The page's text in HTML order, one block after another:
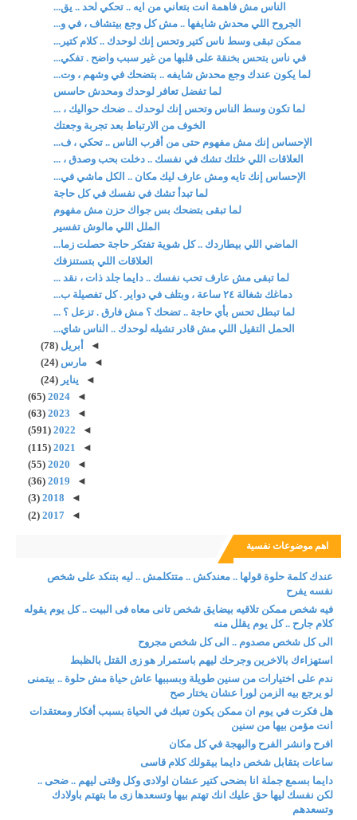
الناس مش فاهمة انت بتعاني من ايه .. تحكي لحد .. يق...
الجروح اللي محدش شايفها .. مش كل وجع بيتشاف ، في و...
ممكن تبقى وسط ناس كتير وتحس إنك لوحدك .. كلام كتير...
في ناس بتحس بخنقة على قلبها من غير سبب واضح . تفكي...
لما يكون عندك وجع محدش شايفه .. بتضحك في وشهم ، وت...
لما تفضل تعافر لوحدك ومحدش حاسس
لما تكون وسط الناس وتحس إنك لوحدك .. ضحك حواليك ، ...
الخوف من الارتباط بعد تجربة وجعتك
الإحساس إنك مش مفهوم حتى من أقرب الناس .. تحكي ، ف...
العلاقات اللي خلتك تشك في نفسك .. دخلت بحب وصدق ، ...
الإحساس إنك تايه ومش عارف ليك مكان .. الكل ماشي في...
لما تبدأ تشك في نفسك في كل حاجة
لما تبقى بتضحك بس جواك حزن مش مفهوم
الملل اللي مالوش تفسير
الماضي اللي بيطاردك .. كل شوية تفتكر حاجة حصلت زما...
العلاقات اللي بتستنزفك
لما تبقى مش عارف تحب نفسك .. دايما جلد ذات ، نقد ...
دماغك شغالة ٢٤ ساعة ، وبتلف في دواير . كل تفصيلة ب...
لما تبطل تحس بأي حاجة .. تضحك ؟ مش فارق . تزعل ؟ ...
الحمل التقيل اللي مش قادر تشيله لوحدك .. الناس شاي...
◄
أبريل(78)
◄مارس(24)
◄ يناير(24)
◄
2024
(65)
◄
2023
(63)
◄
2022
(591)
◄
2021
(115)
◄
2020
(55)
◄
2019
(36)
◄
2018
(3)
◄
2017
(2)
اهم موضوعات نفسية
عندك كلمة حلوة قولها .. معندكش .. متتكلمش .. ليه بتنكد على شخص
نفسه يفرح
فيه شخص ممكن تلاقيه بيضايق شخص تانى معاه فى البيت .. كل يوم يقوله
كلام جارح .. كل يوم يقلل منه
الى كل شخص مصدوم .. الى كل شخص مجروح
استهزاءك بالاخرين وجرحك ليهم باستمرار هو زى القتل بالظبط
ندم على اختيارات من سنين طويلة وبسببها عاش حياة مش حلوة .. بيتمنى
لو يرجع بيه الزمن لورا عشان يختار صح
هل فكرت في يوم ان ممكن يكون تعبك في الحياة بسبب أفكار ومعتقدات
انت مؤمن بيها من سنين
افرح وانشر الفرح والبهجة في كل مكان
ساعات بتقابل شخص دايما بيقولك كلام قاسى
دايما بسمع جملة انا بضحى كتير عشان اولادى وكل وقتى ليهم .. ضحى ..
لكن نفسك ليها حق عليك انك تهتم بيها وتسعدها زى ما بتهتم باولادك
وتسعدهم